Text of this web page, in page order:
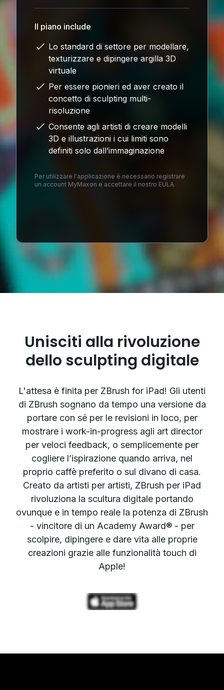
Loading...
Il piano include
Lo standard di settore per modellare,
texturizzare e dipingere argilla 3D
virtuale
Per essere pionieri ed aver creato il
concetto di sculpting multi-
risoluzione
Consente agli artisti di creare modelli
3D e illustrazioni i cui limiti sono
definiti solo dall’immaginazione
Per utilizzare l'applicazione è necessario registrare
un account MyMaxon e accettare il nostro EULA.
Unisciti alla rivoluzione
dello sculpting digitale
L'attesa è finita per ZBrush for iPad! Gli utenti
di ZBrush sognano da tempo una versione da
portare con sé per le revisioni in loco, per
mostrare i work-in-progress agli art director
per veloci feedback, o semplicemente per
cogliere l’ispirazione quando arriva, nel
proprio caffè preferito o sul divano di casa.
Creato da artisti per artisti, ZBrush per iPad
rivoluziona la scultura digitale portando
ovunque e in tempo reale la potenza di ZBrush
- vincitore di un Academy Award® - per
scolpire, dipingere e dare vita alle proprie
creazioni grazie alle funzionalità touch di
Apple!